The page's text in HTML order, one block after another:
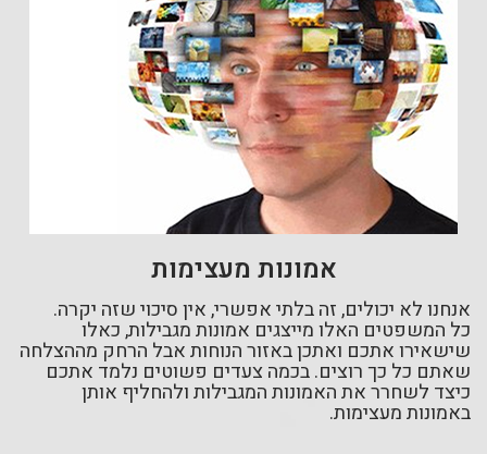
אמונות מעצימות
אנחנו לא יכולים, זה בלתי אפשרי, אין סיכוי שזה יקרה.
כל המשפטים האלו מייצגים אמונות מגבילות, כאלו
שישאירו אתכם ואתכן באזור הנוחות אבל הרחק מההצלחה
שאתם כל כך רוצים. בכמה צעדים פשוטים נלמד אתכם
כיצד לשחרר את האמונות המגבילות ולהחליף אותן
באמונות מעצימות.